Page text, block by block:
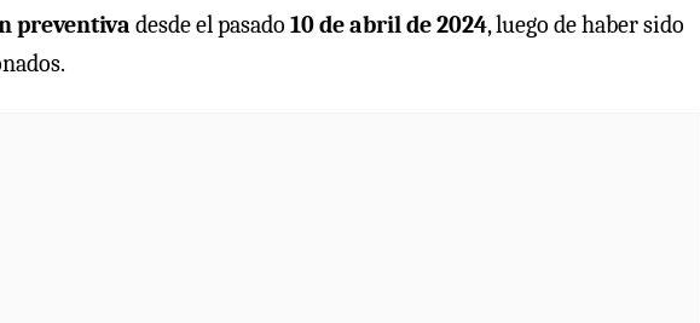
preventiva desde el pasado 10 de abril de 2024, luego de haber sido